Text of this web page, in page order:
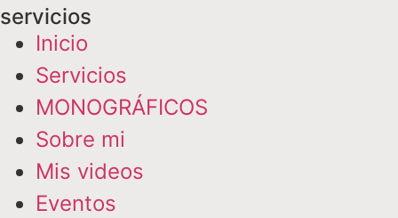
servicios
Inicio
Servicios
MONOGRÁFICOS
Sobre mi
Mis videos
Eventos